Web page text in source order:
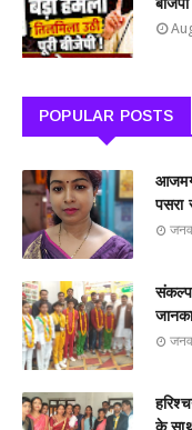
POPULAR POSTS
पसरा
संकल्प